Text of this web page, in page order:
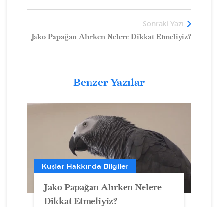
Sonraki Yazı
Jako Papağan Alırken Nelere Dikkat Etmeliyiz?
Benzer Yazılar
Kuşlar Hakkında Bilgiler
Jako Papağan Alırken Nelere
Dikkat Etmeliyiz?